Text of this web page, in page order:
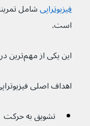
فیزیوتراپیشامل
است.
این یکی از مهم‌ترین درمان‌های فلج مغزی است.
اهداف اصلی
تشویق به حرکت